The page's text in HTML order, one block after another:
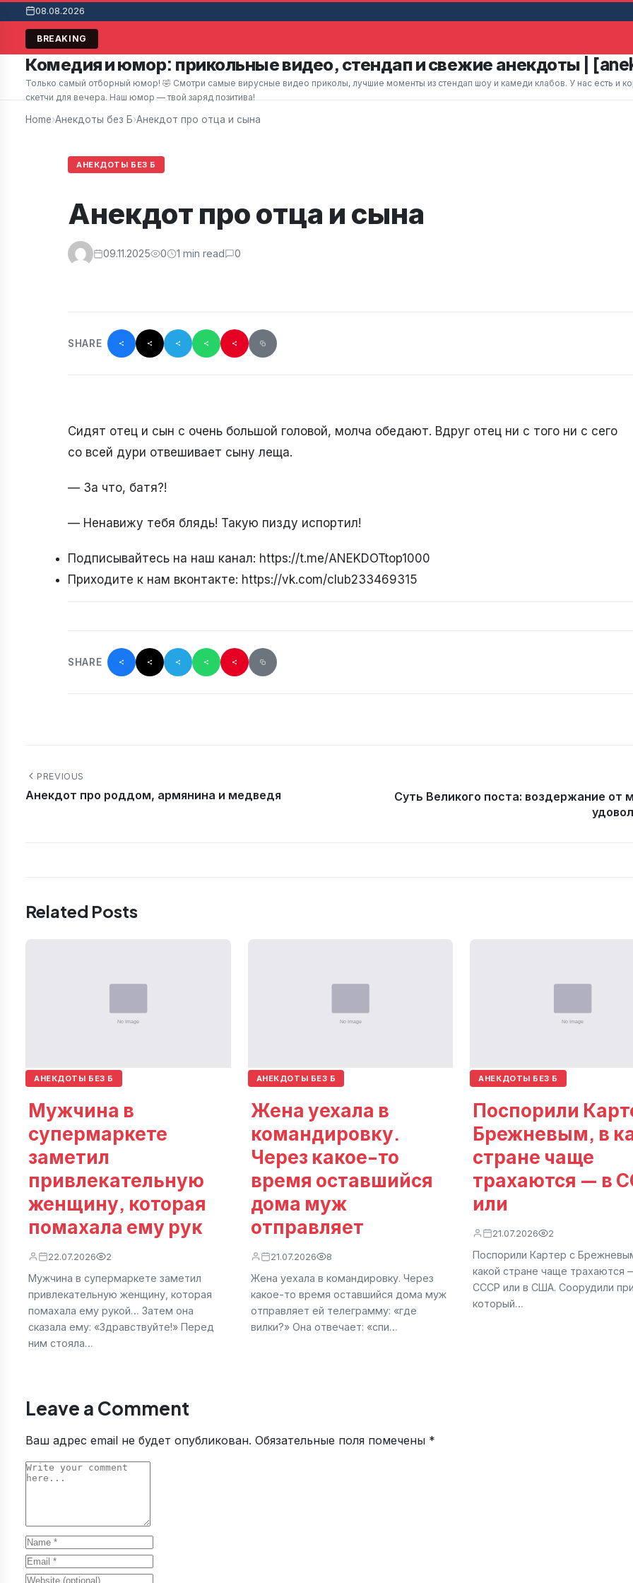
08.08.2026
BREAKINGМужчина в супермаркете заметил привлекательную женщину, которая помахала ему рук
Комедия и юмор: прикольные видео, стендап и свежие анекдоты |
Только самый отборный юмор! 🤣 Смотри самые вирусные видео приколы, лучшие моменты из стендап шоу и камеди клабов. У нас есть и
скетчи для вечера. Наш юмор — твой заряд позитива!
Home›Анекдоты без Б›Анекдот про отца и сына
АНЕКДОТЫ БЕЗ Б
Анекдот про отца и сына
09.11.2025 0 1 min read 0
SHARE
Сидят отец и сын с очень большой головой, молча обедают. Вдруг отец ни с того ни с сего
со всей дури отвешивает сыну леща.
— За что, батя?!
— Ненавижу тебя блядь! Такую пизду испортил!
Подписывайтесь на наш канал: https://t.me/ANEKDOTtop1000
Приходите к нам вконтакте: https://vk.com/club233469315
SHARE
PREVIOUS
Анекдот про роддом, армянина и медведя
Суть Великого поста: воздержание от
Related Posts
АНЕКДОТЫ БЕЗ Б
Мужчина в
супермаркете
заметил
привлекательную
женщину, которая
помахала ему рук
22.07.2026 2
Мужчина в супермаркете заметил
привлекательную женщину, которая
помахала ему рукой… Затем она
сказала ему: «Здравствуйте!» Перед
ним стояла…
АНЕКДОТЫ БЕЗ Б
Жена уехала в
командировку.
Через какое-то
время оставшийся
дома муж
отправляет
21.07.2026 8
Жена уехала в командировку. Через
какое-то время оставшийся дома муж
отправляет ей телеграмму: «где
вилки?» Она отвечает: «спи…
АНЕКДОТЫ БЕЗ Б
Поспорили
Брежневым, в
стране чаще
трахаются — в
или
21.07.2026 2
Поспорили Картер с
какой стране чаще трахаются
СССР или в США. Соорудили
который…
Leave a Comment
Ваш адрес email не будет опубликован. Обязательные поля помечены *
Comment
Name
Email
Website